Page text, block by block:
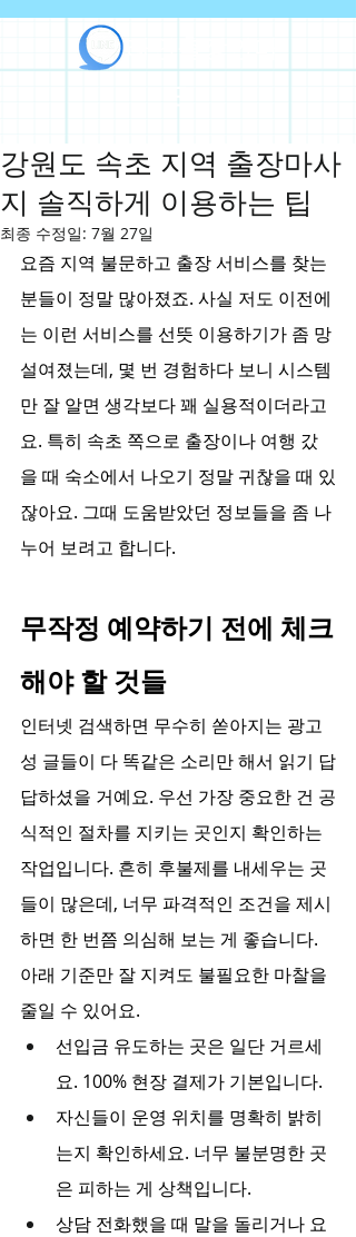
강원도 속초 지역 출장마사
지 솔직하게 이용하는 팁
최종 수정일: 7월 27일
요즘 지역 불문하고 출장 서비스를 찾는
분들이 정말 많아졌죠. 사실 저도 이전에
는 이런 서비스를 선뜻 이용하기가 좀 망
설여졌는데, 몇 번 경험하다 보니 시스템
만 잘 알면 생각보다 꽤 실용적이더라고
요. 특히 속초 쪽으로 출장이나 여행 갔
을 때 숙소에서 나오기 정말 귀찮을 때 있
잖아요. 그때 도움받았던 정보들을 좀 나
누어 보려고 합니다.
무작정 예약하기 전에 체크
해야 할 것들
인터넷 검색하면 무수히 쏟아지는 광고
성 글들이 다 똑같은 소리만 해서 읽기 답
답하셨을 거예요. 우선 가장 중요한 건 공
식적인 절차를 지키는 곳인지 확인하는
작업입니다. 흔히 후불제를 내세우는 곳
들이 많은데, 너무 파격적인 조건을 제시
하면 한 번쯤 의심해 보는 게 좋습니다.
아래 기준만 잘 지켜도 불필요한 마찰을
줄일 수 있어요.
선입금 유도하는 곳은 일단 거르세
요. 100% 현장 결제가 기본입니다.
자신들이 운영 위치를 명확히 밝히
는지 확인하세요. 너무 불분명한 곳
은 피하는 게 상책입니다.
상담 전화했을 때 말을 돌리거나 요